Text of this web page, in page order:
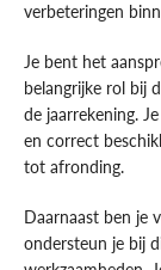
verbeteringen
Je bent het
belangrijke rol bij
de jaarrekening.
en correct
tot afronding.
Daarnaast ben je
ondersteun je bij